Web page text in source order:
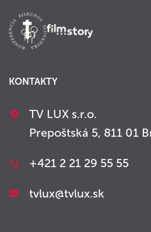
KONTAKTY
TV LUX s.r.o.
Prepoštská 5, 811 01
+421 2 21 29 55 55
tvlux@tvlux.sk